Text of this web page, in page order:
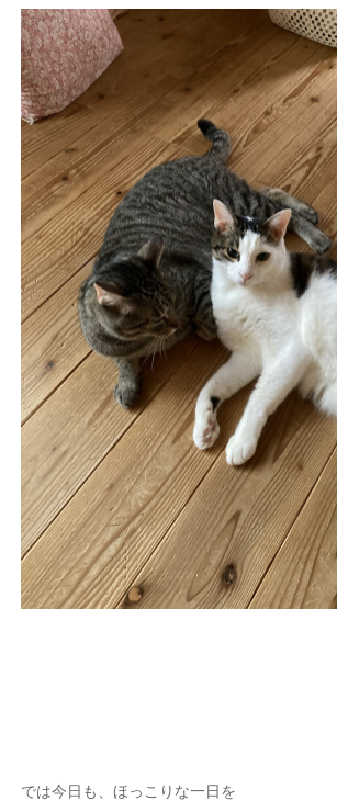
では今日も、ほっこりな一日を